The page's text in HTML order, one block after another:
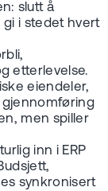
slutt å
gi i stedet hvert
etterlevelse.
eiendeler,
men spiller
inn i ERP
synkronisert